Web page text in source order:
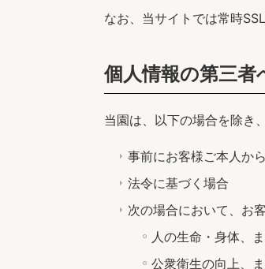
なお、当サイトでは常時
個人情報の第三者
当園は、以下の場合を除き
事前にお客様ご本人か
法令に基づく場合
次の場合において、お
人の生命・身体、
公衆衛生の向上、